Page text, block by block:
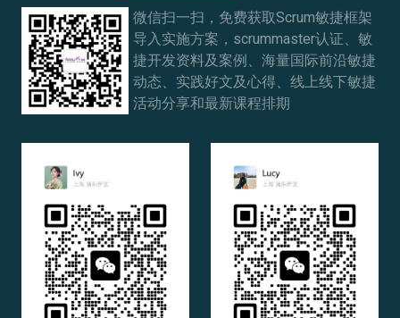
微信扫一扫，免费获取Scrum敏捷框架
导入实施方案，scrummaster认证、敏
捷开发资料及案例、海量国际前沿敏捷
动态、实践好文及心得、线上线下敏捷
活动分享和最新课程排期